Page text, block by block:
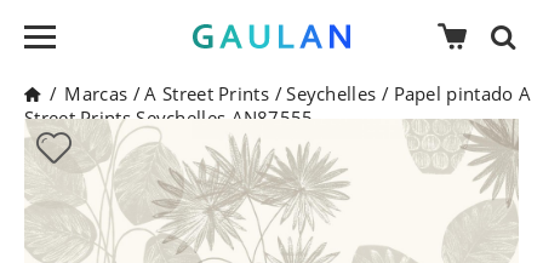
/ Marcas /A Street Prints /Seychelles / Papel pintado A
Street Prints Seychelles AN87555